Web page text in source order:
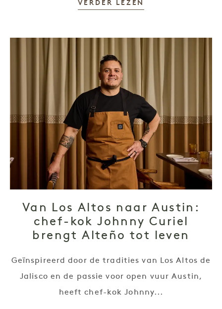
VERDER LEZEN
Van Los Altos naar Austin:
chef-kok Johnny Curiel
brengt Alteño tot leven
Geïnspireerd door de tradities van Los Altos de
Jalisco en de passie voor open vuur Austin,
heeft chef-kok Johnny...